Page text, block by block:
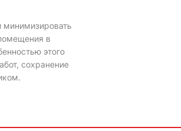
минимизировать
в
этого
сохранение